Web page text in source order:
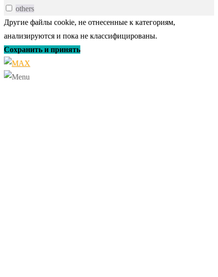
others
Другие файлы cookie, не отнесенные к категориям,
анализируются и пока не классифицированы.
Сохранить и принять